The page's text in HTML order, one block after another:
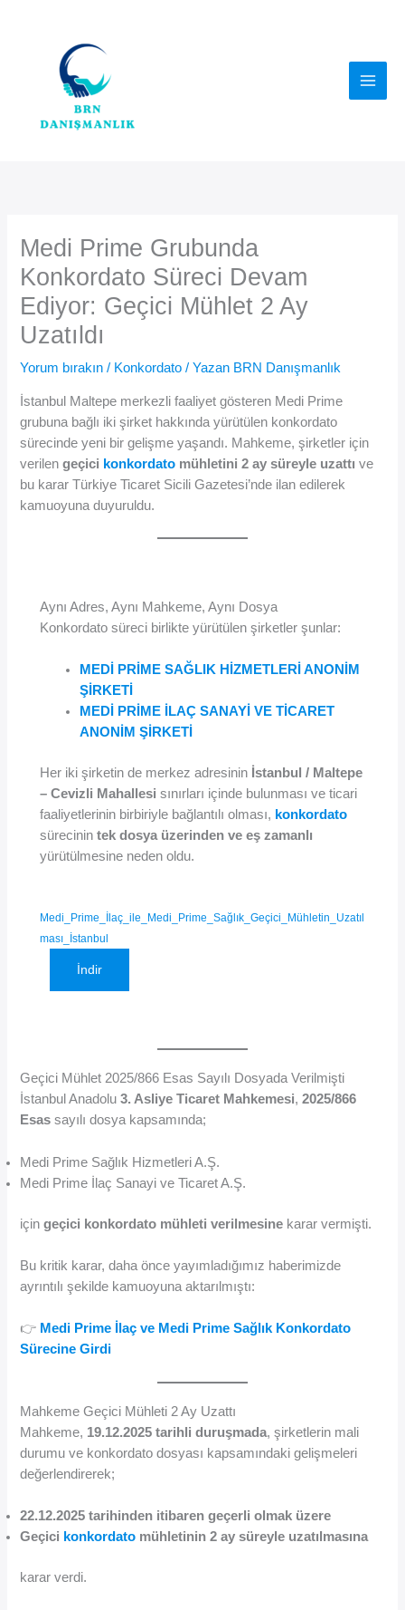
Medi Prime Grubunda
Konkordato Süreci Devam
Ediyor: Geçici Mühlet 2 Ay
Uzatıldı
Yorum bırakın / Konkordato / Yazan BRN Danışmanlık
İstanbul Maltepe merkezli faaliyet gösteren Medi Prime
grubuna bağlı iki şirket hakkında yürütülen konkordato
sürecinde yeni bir gelişme yaşandı. Mahkeme, şirketler için
verilengeçici konkordato mühletini 2 ay süreyle uzattı ve
bu karar Türkiye Ticaret Sicili Gazetesi’nde ilan edilerek
kamuoyuna duyuruldu.
Aynı Adres, Aynı Mahkeme, Aynı Dosya
Konkordato süreci birlikte yürütülen şirketler şunlar:
MEDİ PRİME SAĞLIK HİZMETLERİ ANONİM
ŞİRKETİ
MEDİ PRİME İLAÇ SANAYİ VE TİCARET
ANONİM ŞİRKETİ
Her iki şirketin de merkez adresinin İstanbul / Maltepe
– Cevizli Mahallesi sınırları içinde bulunması ve ticari
faaliyetlerinin birbiriyle bağlantılı olması, konkordato
sürecinintek dosya üzerinden ve eş zamanlı
yürütülmesine neden oldu.
Medi_Prime_İlaç_ile_Medi_Prime_Sağlık_Geçici_Mühletin_Uzatıl
ması_İstanbul
İndir
Geçici Mühlet 2025/866 Esas Sayılı Dosyada Verilmişti
İstanbul Anadolu3. Asliye Ticaret Mahkemesi,2025/866
Esas sayılı dosya kapsamında;
Medi Prime Sağlık Hizmetleri A.Ş.
Medi Prime İlaç Sanayi ve Ticaret A.Ş.
içingeçici konkordato mühleti verilmesine karar vermişti.
Bu kritik karar, daha önce yayımladığımız haberimizde
ayrıntılı şekilde kamuoyuna aktarılmıştı:
👉 Medi Prime İlaç ve Medi Prime Sağlık Konkordato
Sürecine Girdi
Mahkeme Geçici Mühleti 2 Ay Uzattı
Mahkeme, 19.12.2025 tarihli duruşmada, şirketlerin mali
durumu ve konkordato dosyası kapsamındaki gelişmeleri
değerlendirerek;
22.12.2025 tarihinden itibaren geçerli olmak üzere
Geçici konkordato mühletinin 2 ay süreyle uzatılmasına
karar verdi.